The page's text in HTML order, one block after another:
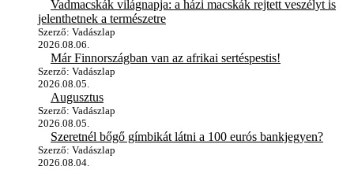
Vadmacskák világnapja: a házi macskák rejtett veszélyt is
jelenthetnek a természetre
Szerző: Vadászlap
2026.08.06.
Már Finnországban van az afrikai sertéspestis!
Szerző: Vadászlap
2026.08.05.
Augusztus
Szerző: Vadászlap
2026.08.05.
Szeretnél bőgő gímbikát látni a 100 eurós bankjegyen?
Szerző: Vadászlap
2026.08.04.